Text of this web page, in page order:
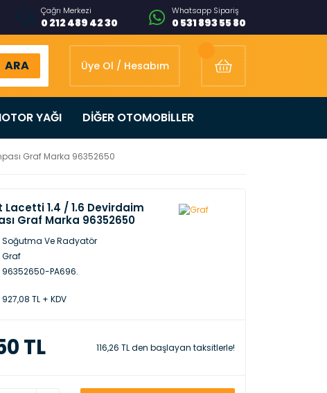
Çağrı Merkezi
0 212 489 42 30
Whatsapp Sipariş
0 531 893 55 80
ARA Üye Ol / Hesabım
YAĞI DİĞER OTOMOBİLLER
Graf Marka 96352650
Lacetti 1.4 / 1.6 Devirdaim
Graf Marka 96352650
Soğutma Ve Radyatör
Graf
96352650-PA696.
927,08 TL + KDV
TL 116,26 TL den başlayan taksitlerle!